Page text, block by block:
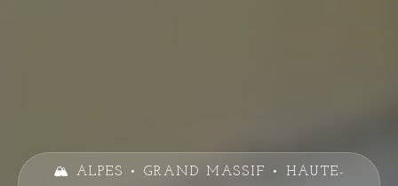
🏔️ ALPES • GRAND MASSIF • HAUTE-